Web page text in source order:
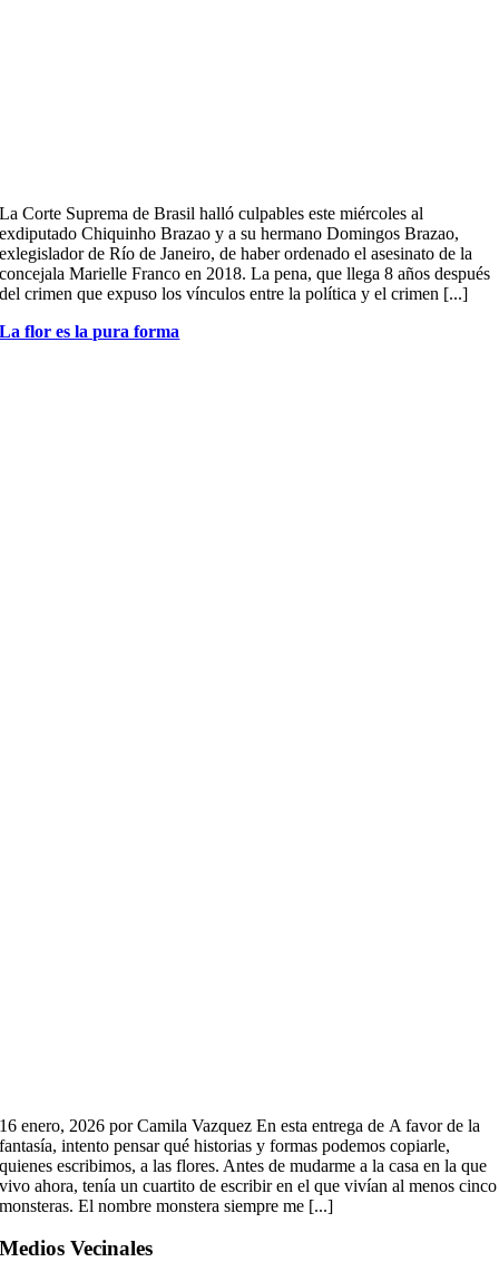
La Corte Suprema de Brasil halló culpables este miércoles al
exdiputado Chiquinho Brazao y a su hermano Domingos Brazao,
exlegislador de Río de Janeiro, de haber ordenado el asesinato de la
concejala Marielle Franco en 2018. La pena, que llega 8 años después
del crimen que expuso los vínculos entre la política y el crimen [...]
La flor es la pura forma
16 enero, 2026 por Camila Vazquez En esta entrega de A favor de la
fantasía, intento pensar qué historias y formas podemos copiarle,
quienes escribimos, a las flores. Antes de mudarme a la casa en la que
vivo ahora, tenía un cuartito de escribir en el que vivían al menos cinco
monsteras. El nombre monstera siempre me [...]
Medios Vecinales